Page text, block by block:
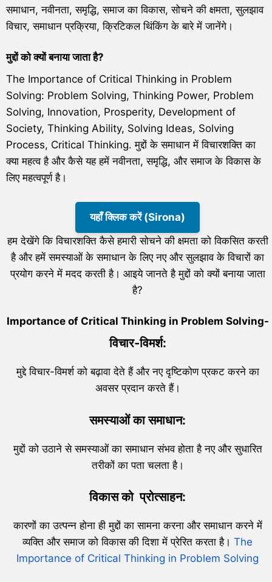
समाधान, नवीनता, समृद्धि, समाज का विकास, सोचने की क्षमता, सुलझाव
विचार, समाधान प्रक्रिया, क्रिटिकल थिंकिंग के बारे में जानेंगे।
मुद्दों को क्यों बनाया जाता है?
The Importance of Critical Thinking in Problem
Solving: Problem Solving, Thinking Power, Problem
Solving, Innovation, Prosperity, Development of
Society, Thinking Ability, Solving Ideas, Solving
Process, Critical Thinking. मुद्दों के समाधान में विचारशक्ति का
क्या महत्व है और कैसे यह हमें नवीनता, समृद्धि, और समाज के विकास के
लिए महत्वपूर्ण है।
यहाँ क्लिक करें (Sirona)
हम देखेंगे कि विचारशक्ति कैसे हमारी सोचने की क्षमता को विकसित करती
है और हमें समस्याओं के समाधान के लिए नए और सुलझाव के विचारों का
प्रयोग करने में मदद करती है। आइये जानते है मुद्दों को क्यों बनाया जाता
है?
Importance of Critical Thinking in Problem Solving-
विचार-विमर्श:
मुद्दे विचार-विमर्श को बढ़ावा देते हैं और नए दृष्टिकोण प्रकट करने का
अवसर प्रदान करते हैं।
समस्याओं का समाधान:
मुद्दों को उठाने से समस्याओं का समाधान संभव होता है नए और सुधारित
तरीकों का पता चलता है।
विकास को प्रोत्साहन:
कारणों का उत्पन्न होना ही मुद्दों का सामना करना और समाधान करने में
व्यक्ति और समाज को विकास की दिशा में प्रेरित करता है। The
Importance of Critical Thinking in Problem Solving